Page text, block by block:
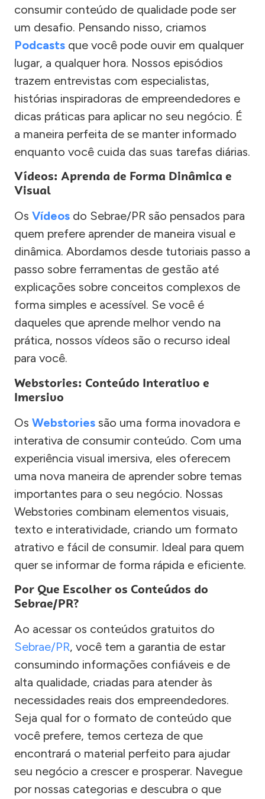
consumir conteúdo de qualidade pode ser
um desafio. Pensando nisso, criamos
Podcasts que você pode ouvir em qualquer
lugar, a qualquer hora. Nossos episódios
trazem entrevistas com especialistas,
histórias inspiradoras de empreendedores e
dicas práticas para aplicar no seu negócio. É
a maneira perfeita de se manter informado
enquanto você cuida das suas tarefas diárias.
Vídeos: Aprenda de Forma Dinâmica e
Visual
Os Vídeos do Sebrae/PR são pensados para
quem prefere aprender de maneira visual e
dinâmica. Abordamos desde tutoriais passo a
passo sobre ferramentas de gestão até
explicações sobre conceitos complexos de
forma simples e acessível. Se você é
daqueles que aprende melhor vendo na
prática, nossos vídeos são o recurso ideal
para você.
Webstories: Conteúdo Interativo e
Imersivo
Os Webstories são uma forma inovadora e
interativa de consumir conteúdo. Com uma
experiência visual imersiva, eles oferecem
uma nova maneira de aprender sobre temas
importantes para o seu negócio. Nossas
Webstories combinam elementos visuais,
texto e interatividade, criando um formato
atrativo e fácil de consumir. Ideal para quem
quer se informar de forma rápida e eficiente.
Por Que Escolher os Conteúdos do
Sebrae/PR?
Ao acessar os conteúdos gratuitos do
Sebrae/PR, você tem a garantia de estar
consumindo informações confiáveis e de
alta qualidade, criadas para atender às
necessidades reais dos empreendedores.
Seja qual for o formato de conteúdo que
você prefere, temos certeza de que
encontrará o material perfeito para ajudar
seu negócio a crescer e prosperar. Navegue
por nossas categorias e descubra o que